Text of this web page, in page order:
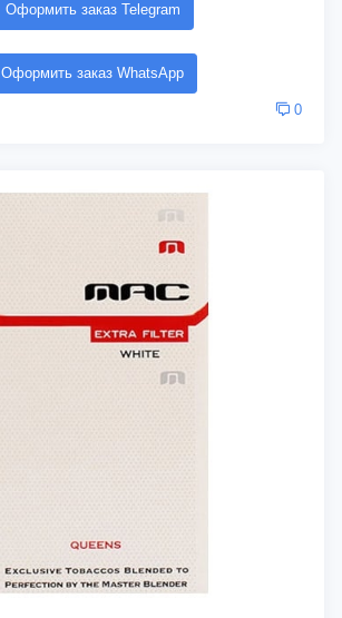
Оформить заказ Telegram
Оформить заказ WhatsApp
0